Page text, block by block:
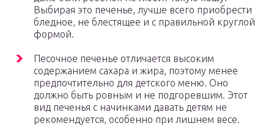
Выбирая это печенье, лучше всего приобрести
бледное, не блестящее и с правильной круглой
формой.
Песочное печенье отличается высоким
содержанием сахара и жира, поэтому менее
предпочтительно для детского меню. Оно
должно быть ровным и не подгоревшим. Этот
вид печенья с начинками давать детям не
рекомендуется, особенно при лишнем весе.